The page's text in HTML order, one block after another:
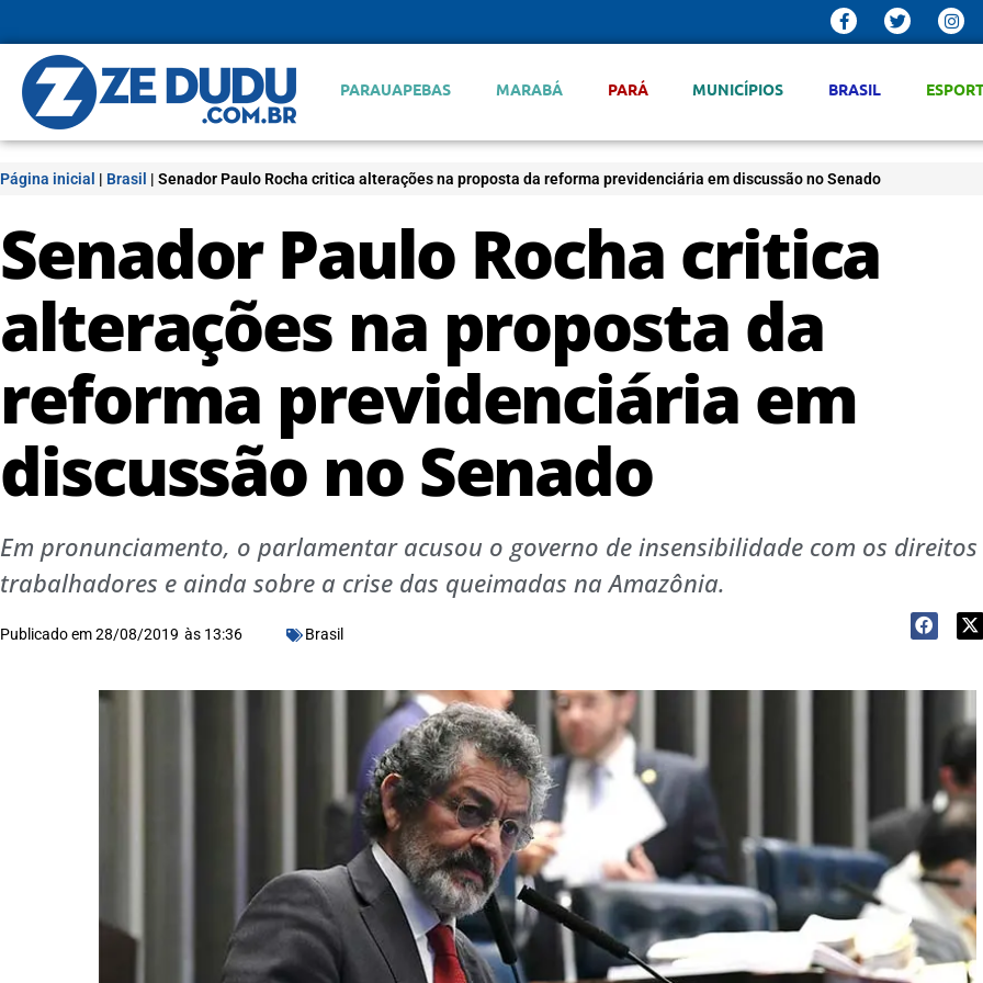
PARAUAPEBAS MARABÁ PARÁ MUNICÍPIOS BRASIL
Página inicial | Brasil | Senador Paulo Rocha critica alterações na proposta da reforma previdenciária em discussão no Senado
Senador Paulo Rocha critica
alterações na proposta da
reforma previdenciária em
discussão no Senado
Em pronunciamento, o parlamentar acusou o governo de insensibilidade com os
trabalhadores e ainda sobre a crise das queimadas na Amazônia.
Publicado em28/08/2019 às 13:36 Brasil